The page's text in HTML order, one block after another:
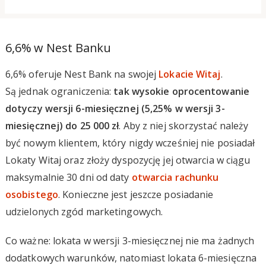
6,6% w Nest Banku
6,6% oferuje Nest Bank na swojej Lokacie Witaj.
Są jednak ograniczenia: tak wysokie oprocentowanie
dotyczy wersji 6-miesięcznej (5,25% w wersji 3-
miesięcznej) do 25 000 zł. Aby z niej skorzystać należy
być nowym klientem, który nigdy wcześniej nie posiadał
Lokaty Witaj oraz złoży dyspozycję jej otwarcia w ciągu
maksymalnie 30 dni od daty otwarcia rachunku
osobistego. Konieczne jest jeszcze posiadanie
udzielonych zgód marketingowych.
Co ważne: lokata w wersji 3-miesięcznej nie ma żadnych
dodatkowych warunków, natomiast lokata 6-miesięczna